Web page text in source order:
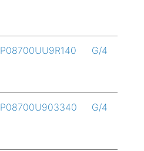
P08700UU9R140 G/4
P08700U903340 G/4